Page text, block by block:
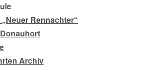
Rennachter“
Archiv